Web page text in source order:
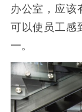
办公室，应该
可以使员工感
一。